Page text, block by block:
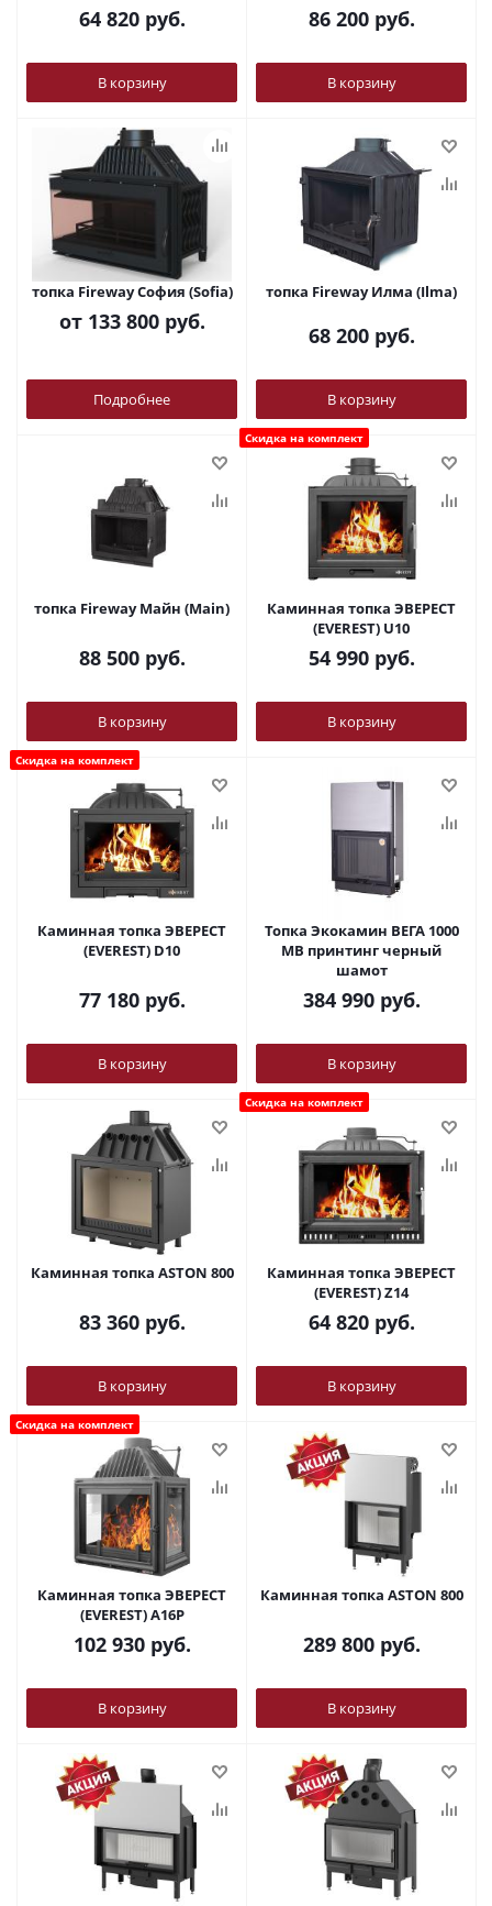
64 820руб.
В корзину
86 200руб.
В корзину
топка Fireway София (Sofia)
от 133 800 руб.
Подробнее
топка Fireway Илма (Ilma)
68 200руб.
В корзину
топка Fireway Майн (Main)
88 500руб.
В корзину
Скидка на комплект
Каминная топка ЭВЕРЕСТ
(EVEREST) U10
54 990руб.
В корзину
Скидка на комплект
Каминная топка ЭВЕРЕСТ
(EVEREST) D10
77 180руб.
В корзину
Топка Экокамин ВЕГА 1000
MB принтинг черный
шамот
384 990руб.
В корзину
Каминная топка ASTON 800
83 360руб.
В корзину
Скидка на комплект
Каминная топка ЭВЕРЕСТ
(EVEREST) Z14
64 820руб.
В корзину
Скидка на комплект
Каминная топка ЭВЕРЕСТ
(EVEREST) A16P
102 930руб.
В корзину
Каминная топка ASTON 800
289 800руб.
В корзину